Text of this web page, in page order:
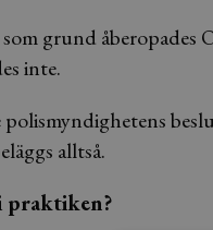
grund åberopades
inte.
alltså.
praktiken?